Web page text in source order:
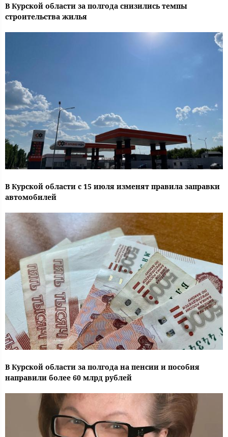
В Курской области за полгода снизились темпы
строительства жилья
В Курской области с 15 июля изменят правила заправки
автомобилей
В Курской области за полгода на пенсии и пособия
направили более 60 млрд рублей